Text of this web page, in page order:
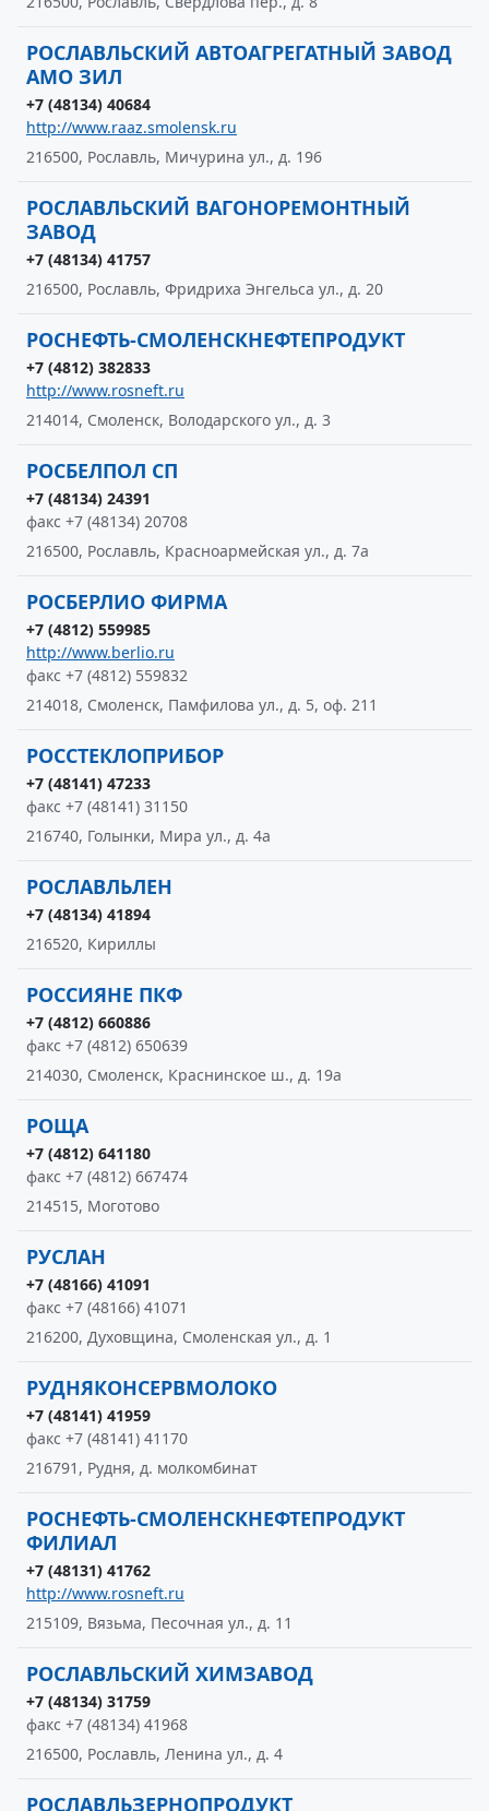
РОСЛАВЛЬСКИЙ АВТОАГРЕГАТНЫЙ ЗАВОД
АМО ЗИЛ
+7 (48134) 40684
http://www.raaz.smolensk.ru
216500, Рославль, Мичурина ул., д. 196
РОСЛАВЛЬСКИЙ ВАГОНОРЕМОНТНЫЙ
ЗАВОД
+7 (48134) 41757
216500, Рославль, Фридриха Энгельса ул., д. 20
РОСНЕФТЬ-СМОЛЕНСКНЕФТЕПРОДУКТ
+7 (4812) 382833
http://www.rosneft.ru
214014, Смоленск, Володарского ул., д. 3
РОСБЕЛПОЛ СП
+7 (48134) 24391
факс +7 (48134) 20708
216500, Рославль, Красноармейская ул., д. 7а
РОСБЕРЛИО ФИРМА
+7 (4812) 559985
http://www.berlio.ru
факс +7 (4812) 559832
214018, Смоленск, Памфилова ул., д. 5, оф. 211
РОССТЕКЛОПРИБОР
+7 (48141) 47233
факс +7 (48141) 31150
216740, Голынки, Мира ул., д. 4а
РОСЛАВЛЬЛЕН
+7 (48134) 41894
216520, Кириллы
РОССИЯНЕ ПКФ
+7 (4812) 660886
факс +7 (4812) 650639
214030, Смоленск, Краснинское ш., д. 19а
РОЩА
+7 (4812) 641180
факс +7 (4812) 667474
214515, Моготово
РУСЛАН
+7 (48166) 41091
факс +7 (48166) 41071
216200, Духовщина, Смоленская ул., д. 1
РУДНЯКОНСЕРВМОЛОКО
+7 (48141) 41959
факс +7 (48141) 41170
216791, Рудня, д. молкомбинат
РОСНЕФТЬ-СМОЛЕНСКНЕФТЕПРОДУКТ
ФИЛИАЛ
+7 (48131) 41762
http://www.rosneft.ru
215109, Вязьма, Песочная ул., д. 11
РОСЛАВЛЬСКИЙ ХИМЗАВОД
+7 (48134) 31759
факс +7 (48134) 41968
216500, Рославль, Ленина ул., д. 4
РОСЛАВЛЬЗЕРНОПРОДУКТ